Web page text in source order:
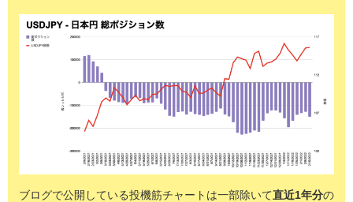
ブログで公開している投機筋チャートは一部除いて直近1年分の